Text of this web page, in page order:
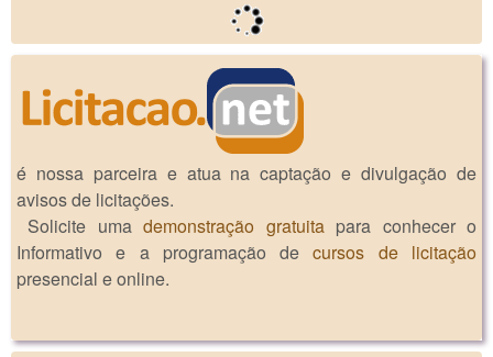
é nossa parceira e atua na captação e divulgação de
avisos de licitações.
Solicite umademonstração gratuitapara conhecer o
Informativo e a programação decursos de licitação
presencial e online.